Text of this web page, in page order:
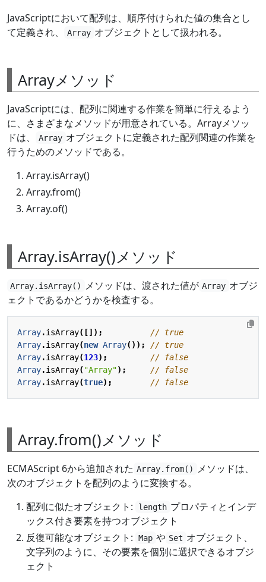
JavaScriptにおいて配列は、順序付けられた値の集合とし
て定義され、
Array オブジェクトとして扱われる。
Arrayメソッド
JavaScriptには、配列に関連する作業を簡単に行えるよう
に、さまざまなメソッドが用意されている。Arrayメソッ
ドは、
Array オブジェクトに定義された配列関連の作業を
行うためのメソッドである。
Array.isArray()
Array.from()
Array.of()
Array.isArray()メソッド
Array.isArray() メソッドは、渡された値が Array オブジ
ェクトであるかどうかを検査する。
Array.isArray([]);
Array.isArray(new Array());
Array.isArray(123);
Array.isArray("Array");
Array.isArray(true);
Array.from()メソッド
ECMAScript 6から追加された Array.from()
メソッドは、
次のオブジェクトを配列のように変換する。
配列に似たオブジェクト:
length プロパティとインデ
ックス付き要素を持つオブジェクト
反復可能なオブジェクト:
Map や Set オブジェクト、
文字列のように、その要素を個別に選択できるオブジ
ェクト